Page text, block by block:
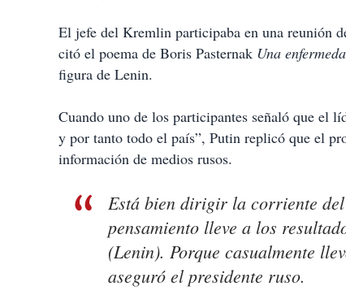
El jefe del Kremlin participaba en una reunión
citó el poema de Boris Pasternak Una
figura de Lenin.
Cuando uno de los participantes señaló que el
y por tanto todo el país”, Putin replicó que el
información de medios rusos.
Está bien dirigir la corriente del
pensamiento lleve a los
(Lenin). Porque casualmente
aseguró el presidente ruso.